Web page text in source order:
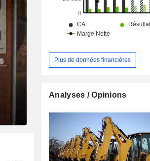
Plus de données financières
Analyses / Opinions